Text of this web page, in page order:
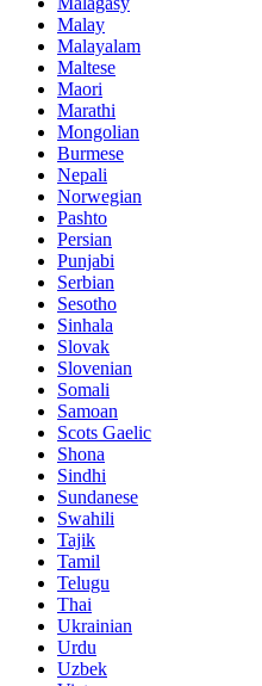
Malay
Malayalam
Maltese
Maori
Marathi
Mongolian
Burmese
Nepali
Norwegian
Pashto
Persian
Punjabi
Serbian
Sesotho
Sinhala
Slovak
Slovenian
Somali
Samoan
Scots Gaelic
Shona
Sindhi
Sundanese
Swahili
Tajik
Tamil
Telugu
Thai
Ukrainian
Urdu
Uzbek